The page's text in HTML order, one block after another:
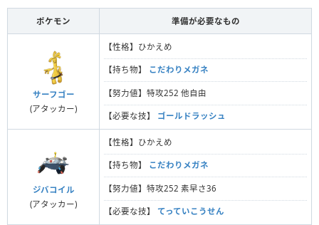
ポケモン 準備が必要なもの
サーフゴー
(アタッカー)
【性格】ひかえめ
【持ち物】 こだわりメガネ
【努力値】特攻252 他自由
【必要な技】 ゴールドラッシュ
ジバコイル
(アタッカー)
【性格】ひかえめ
【持ち物】 こだわりメガネ
【努力値】特攻252 素早さ36
【必要な技】 てっていこうせん